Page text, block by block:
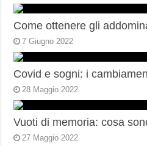
Come ottenere gli
7 Giugno 2022
Covid e sogni: i
28 Maggio 2022
Vuoti di memoria: cosa
27 Maggio 2022